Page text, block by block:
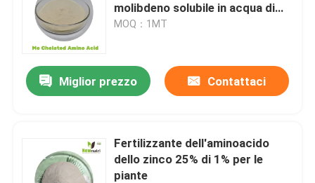
Fertilizzante organico dell'azoto
Fertilizzante dell'umato del potassio
Polvere acida fulvica
molibdeno solubile in acqua di
100%
MOQ：1MT
Miglior prezzo Contattaci
Fertilizzante dell'aminoacido
dello zinco 25% di 1% per le
piante